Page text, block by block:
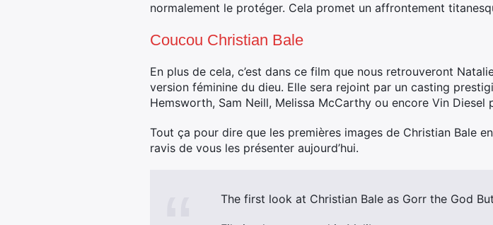
normalement le protéger. Cela promet un affrontement
Coucou Christian Bale
En plus de cela, c’est dans ce film que nous retrouveront
version féminine du dieu. Elle sera rejoint par un casting
Hemsworth, Sam Neill, Melissa McCarthy ou encore Vin Diesel
Tout ça pour dire que les premières images de Christian Bale
ravis de vous les présenter aujourd’hui.
The first look at Christian Bale as Gorr the God